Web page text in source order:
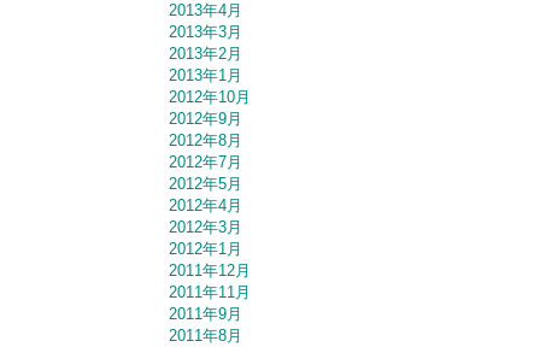
2013年4月
2013年3月
2013年2月
2013年1月
2012年10月
2012年9月
2012年8月
2012年7月
2012年5月
2012年4月
2012年3月
2012年1月
2011年12月
2011年11月
2011年9月
2011年8月